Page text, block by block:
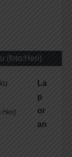
(foto:Heri)
La
p
or
an